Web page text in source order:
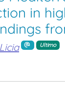
in
Ultimo